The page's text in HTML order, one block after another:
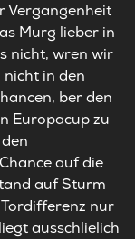
Vergangenheit
Murg lieber in
nicht, wren wir
in den
ber den
Europacup zu
auf die
auf Sturm
nur
ausschlielich